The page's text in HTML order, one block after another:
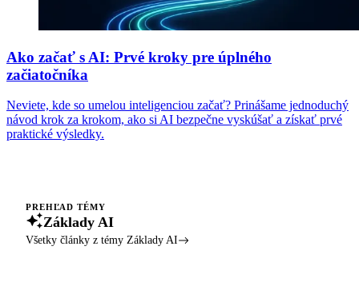
Ako začať s AI: Prvé kroky pre úplného
začiatočníka
Neviete, kde so umelou inteligenciou začať? Prinášame jednoduchý
návod krok za krokom, ako si AI bezpečne vyskúšať a získať prvé
praktické výsledky.
PREHĽAD TÉMY
Základy AI
Všetky články z témy Základy AI